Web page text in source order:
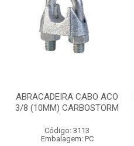
ABRACADEIRA CABO ACO
3/8 (10MM) CARBOSTORM
Código: 3113
Embalagem: PC